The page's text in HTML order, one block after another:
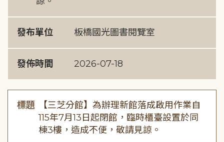
發布單位 板橋國光圖書閱覽室
發佈時間 2026-07-18
標題
【三芝分館】為辦理新館落成啟用作業自
115年7月13日起閉館，臨時櫃臺設置於同
棟3樓，造成不便，敬請見諒。